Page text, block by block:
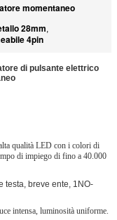
momentaneo
28mm,
4pin
di pulsante elettrico
qualità LED con i colori di
di impiego di fino a 40.000
testa, breve ente, 1NO-
intensa, luminosità uniforme.